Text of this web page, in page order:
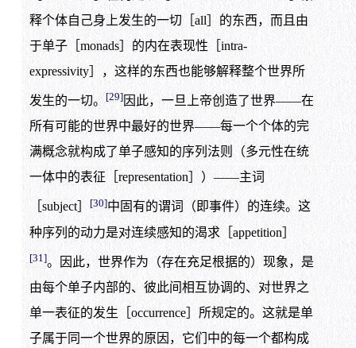
释个体自己身上发生的一切［all］的东西，而且由
于单子［monads］的内在表现性［intra-
expressivity］，这样的东西也能够解释整个世界所
发生的一切。 [29]因此，一旦上帝创造了世界——在
所有可能的世界中最好的世界——每一个个体的完
满概念就构成了单子感知的序列法则（多元性在统
一体中的表征［representation］）——主词
［subject］ [30]中固有的谓词（即事件）的连续。这
种序列的动力是对连续感知的渴求［appetition］
[31]。因此，世界作为（存在充足根据的）现象，是
由每个单子内部的、彼此间相互协调的、对世界之
单一表征的发生［occurrence］所规定的。这就是单
子属于同一个世界的原因，它们中的每一个都构成